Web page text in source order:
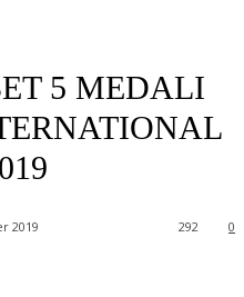
5 MEDALI
2019 0
292